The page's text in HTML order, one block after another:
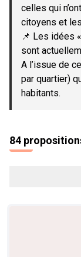
celles qui
citoyens et
📌 Les idées
sont
A l’issue de
par quartier)
habitants.
84